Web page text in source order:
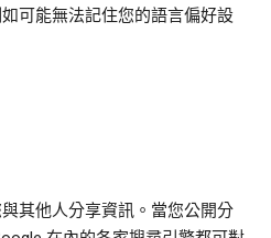
如可能無法記住您的語言偏好設
其他人分享資訊。當您公開分